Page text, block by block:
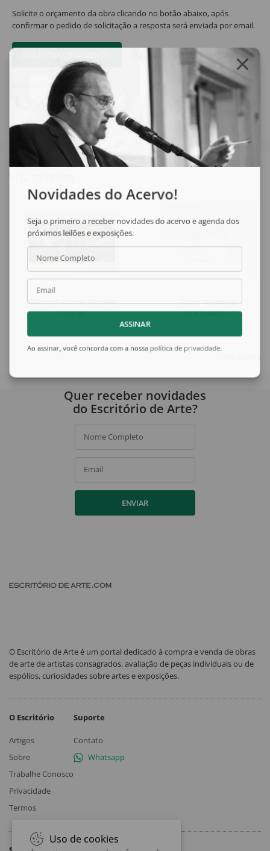
Solicite o orçamento da obra clicando no botão abaixo, após
confirmar o pedido de solicitação a resposta será enviada por email.
SOLICITAR VIA WHATSAPP
Compartilhar
Veja também
Glauco Pinto de Moraes
Engates
Oscar Niemeyer
Até Quando?
Ver acervo
Novidades do Acervo!
Seja o primeiro a receber novidades do acervo e agenda dos
próximos leilões e exposições.
Nome Completo
Email
ASSINAR
Ao assinar, você concorda com a nossapolítica de privacidade.
Quer receber novidades
do Escritório de Arte?
Nome Completo
Email
ENVIAR
O Escritório de Arte é um portal dedicado à compra e venda de obras
de arte de artistas consagrados, avaliação de peças individuais ou de
espólios, curiosidades sobre artes e exposições.
O Escritório
Artigos
Sobre
Trabalhe Conosco
Privacidade
Termos
Suporte
Contato
Whatsapp
Uso de cookies